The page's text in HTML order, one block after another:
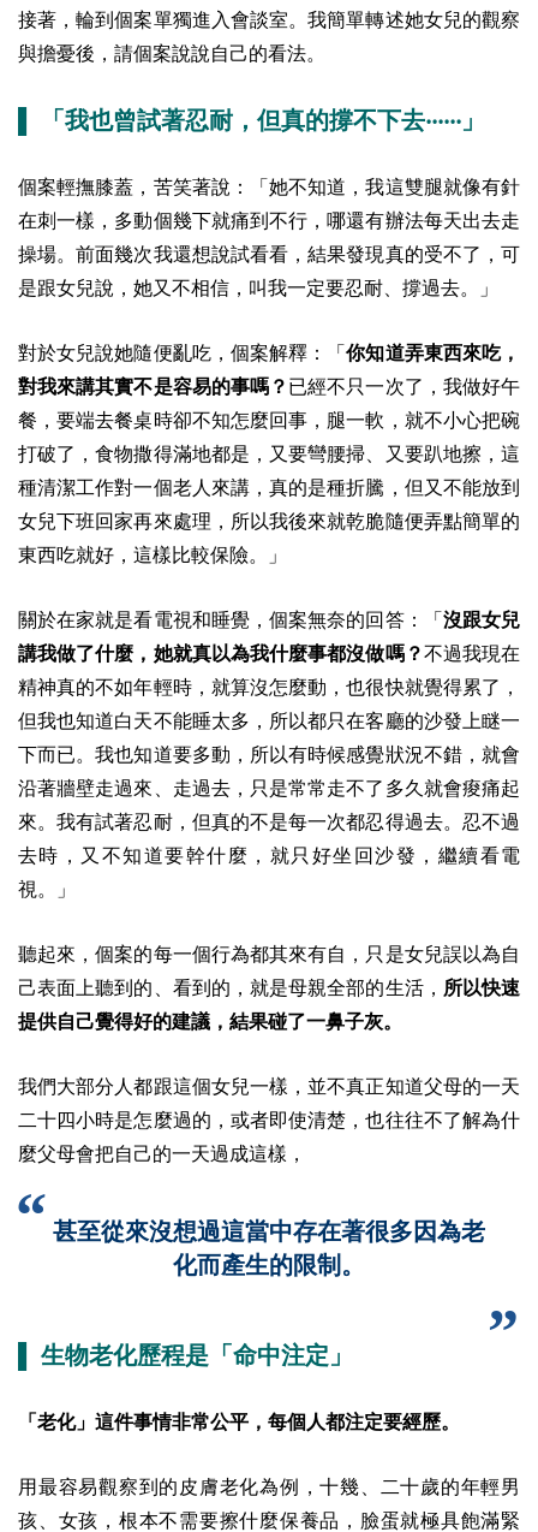
接著，輪到個案單獨進入會談室。我簡單轉述她女兒的觀察
與擔憂後，請個案說說自己的看法。
▌ 「我也曾試著忍耐，但真的撐不下去‧‧‧‧‧‧」
個案輕撫膝蓋，苦笑著說：「她不知道，我這雙腿就像有針
在刺一樣，多動個幾下就痛到不行，哪還有辦法每天出去走
操場。前面幾次我還想說試看看，結果發現真的受不了，可
是跟女兒說，她又不相信，叫我一定要忍耐、撐過去。」
對於女兒說她隨便亂吃，個案解釋：「你知道弄東西來吃，
對我來講其實不是容易的事嗎？ 已經不只一次了，我做好午
餐，要端去餐桌時卻不知怎麼回事，腿一軟，就不小心把碗
打破了，食物撒得滿地都是，又要彎腰掃、又要趴地擦，這
種清潔工作對一個老人來講，真的是種折騰，但又不能放到
女兒下班回家再來處理，所以我後來就乾脆隨便弄點簡單的
東西吃就好，這樣比較保險。」
關於在家就是看電視和睡覺，個案無奈的回答：「 沒跟女兒
講我做了什麼，她就真以為我什麼事都沒做嗎？不過我現在
精神真的不如年輕時，就算沒怎麼動，也很快就覺得累了，
但我也知道白天不能睡太多，所以都只在客廳的沙發上瞇一
下而已。我也知道要多動，所以有時候感覺狀況不錯，就會
沿著牆壁走過來、走過去，只是常常走不了多久就會痠痛起
來。我有試著忍耐，但真的不是每一次都忍得過去。忍不過
去時，又不知道要幹什麼，就只好坐回沙發，繼續看電
視。」
聽起來，個案的每一個行為都其來有自，只是女兒誤以為自
己表面上聽到的、看到的，就是母親全部的生活， 所以快速
提供自己覺得好的建議，結果碰了一鼻子灰。
我們大部分人都跟這個女兒一樣，並不真正知道父母的一天
二十四小時是怎麼過的，或者即使清楚，也往往不了解為什
麼父母會把自己的一天過成這樣，
甚至從來沒想過這當中存在著很多因為老
化而產生的限制。
▌ 生物老化歷程是「命中注定」
「老化」這件事情非常公平，每個人都注定要經歷。
用最容易觀察到的皮膚老化為例，十幾、二十歲的年輕男
孩、女孩，根本不需要擦什麼保養品，臉蛋就極具飽滿緊